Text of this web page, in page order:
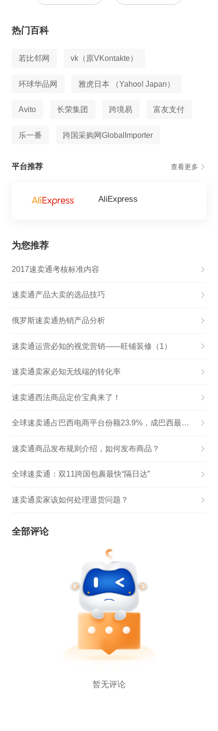
热门百科
若比邻网 vk（原VKontakte）
环球华品网 雅虎日本 （Yahoo! Japan）
Avito 长荣集团 跨境易 富友支付
乐一番 跨国采购网GlobalImporter
平台推荐 查看更多
AliExpress
为您推荐
2017速卖通考核标准内容
速卖通产品大卖的选品技巧
俄罗斯速卖通热销产品分析
速卖通运营必知的视觉营销——旺铺装修（1）
速卖通卖家必知无线端的转化率
速卖通西法商品定价宝典来了！
全球速卖通占巴西电商平台份额23.9%，成巴西最受欢迎电商平台！
速卖通商品发布规则介绍，如何发布商品？
全球速卖通：双11跨国包裹最快“隔日达”
速卖通卖家该如何处理退货问题？
全部评论
暂无评论